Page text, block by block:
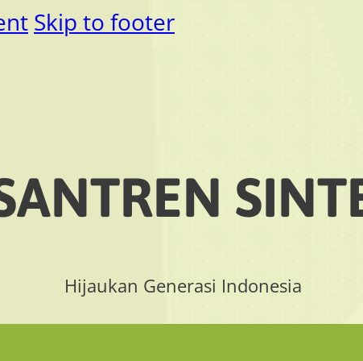
Skip to footer
Hijaukan Generasi Indonesia